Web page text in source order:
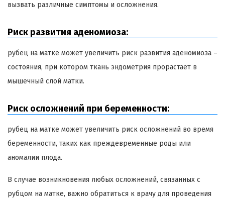
вызвать различные симптомы и осложнения.
Риск развития аденомиоза:
рубец на матке может увеличить риск развития аденомиоза –
состояния, при котором ткань эндометрия прорастает в
мышечный слой матки.
Риск осложнений при беременности:
рубец на матке может увеличить риск осложнений во время
беременности, таких как преждевременные роды или
аномалии плода.
В случае возникновения любых осложнений, связанных с
рубцом на матке, важно обратиться к врачу для проведения